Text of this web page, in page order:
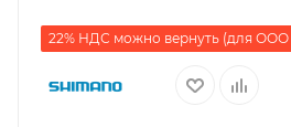
22% НДС можно вернуть (для